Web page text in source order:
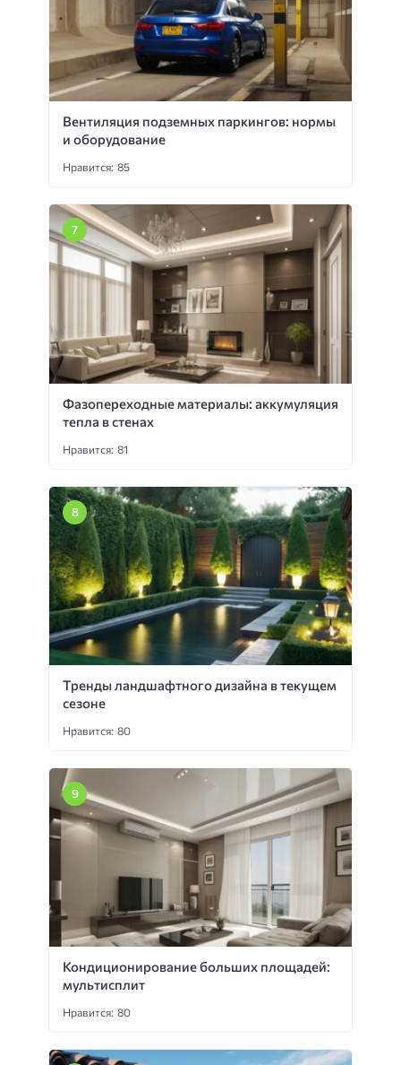
Вентиляция подземных паркингов: нормы
и оборудование
Нравится: 85
Фазопереходные материалы: аккумуляция
тепла в стенах
Нравится: 81
Тренды ландшафтного дизайна в текущем
сезоне
Нравится: 80
Кондиционирование больших площадей:
мультисплит
Нравится: 80